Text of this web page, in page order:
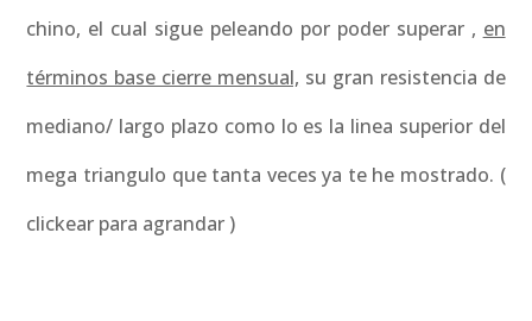
chino, el cual sigue peleando por poder superar , en
términos base cierre mensual, su gran resistencia de
mediano/ largo plazo como lo es la linea superior del
mega triangulo que tanta veces ya te he mostrado. (
clickear para agrandar )